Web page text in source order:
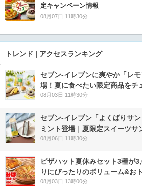
定キャンペーン情報
08月07日 11時30分
トレンド | アクセスランキング
セブン‐イレブンに爽やか「レ
場！夏に食べたい限定商品をチ
08月03日 11時30分
セブン‐イレブン「よくばりサ
ミント登場｜夏限定スイーツサ
08月06日 11時30分
ピザハット夏休みセット3種が
りにぴったりのボリューム&お
08月03日 13時00分